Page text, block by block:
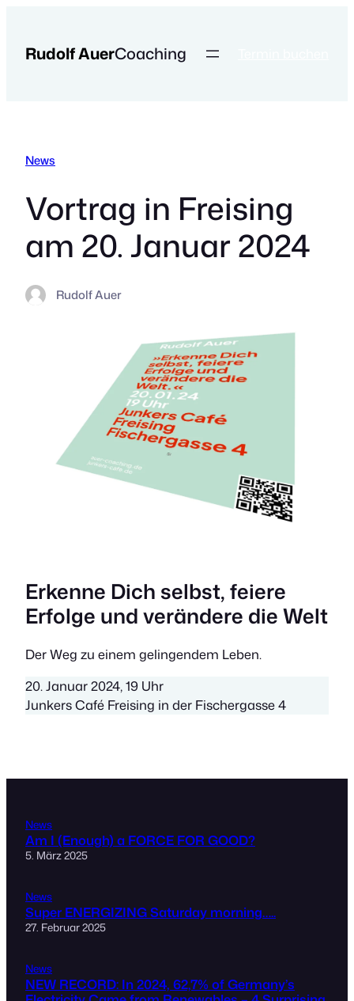
springen
Rudolf AuerCoaching
News
Vortrag in Freising
am 20. Januar 2024
Rudolf Auer
Erkenne Dich selbst, feiere
Erfolge und verändere die Welt
Der Weg zu einem gelingendem Leben.
20. Januar 2024, 19 Uhr
Junkers Café Freising in der Fischergasse 4
News
Am I (Enough) a FORCE FOR GOOD?
5. März 2025
News
Super ENERGIZING Saturday morning…..
27. Februar 2025
News
NEW RECORD: In 2024, 62,7% of Germany’s